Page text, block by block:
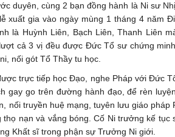
duyên, cùng 2 bạn đồng hành là Ni sư
xuất gia vào ngày mùng 1 tháng 4 năm
là Huỳnh Liên, Bạch Liên, Thanh Liên
cả 3 vị đều được Đức Tổ sư chứng
nối gót Tổ Thầy tu học.
trực tiếp học Đạo, nghe Pháp với Đức
gay go trên đường hành đạo, để rèn
nối truyền huệ mạng, tuyên lưu giáo
nạn và vắng bóng. Cố Ni trưởng kế tục
Khất sĩ trong phận sự Trưởng Ni giới.